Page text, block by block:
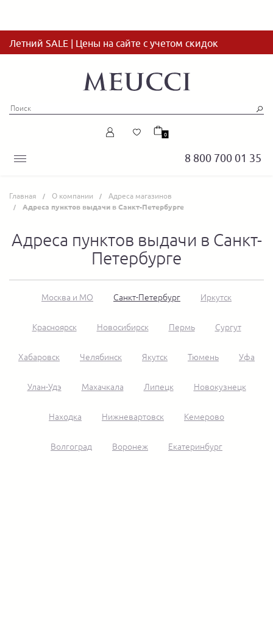
Летний SALE | Цены на сайте с учетом скидок
8 800 700 01 35
0
Главная О компании Адреса магазинов
Адреса пунктов выдачи в Санкт-Петербурге
Адреса пунктов выдачи в Санкт-
Петербурге
Москва и МО Санкт-Петербург Иркутск
Красноярск Новосибирск Пермь Сургут
Хабаровск Челябинск Якутск Тюмень Уфа
Улан-Удэ Махачкала Липецк Новокузнецк
Находка Нижневартовск Кемерово
Волгоград Воронеж Екатеринбург